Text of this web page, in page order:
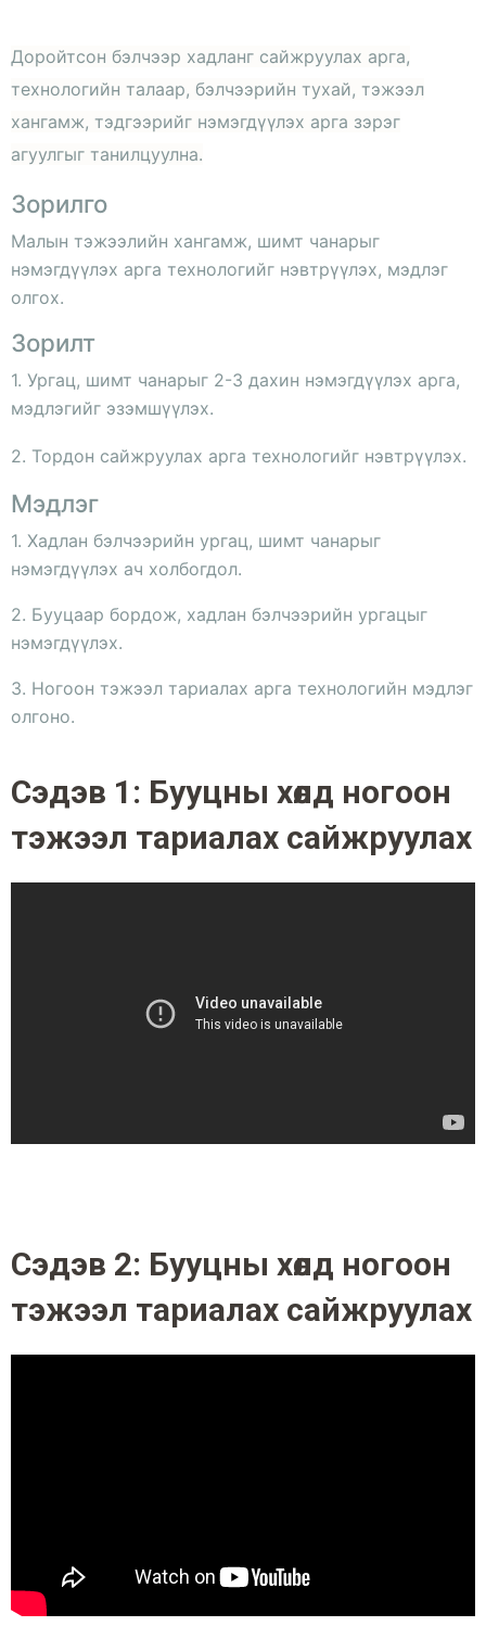
Доройтсон бэлчээр хадланг сайжруулах арга,
технологийн талаар, бэлчээрийн тухай, тэжээл
хангамж, тэдгээрийг нэмэгдүүлэх арга зэрэг
агуулгыг танилцуулна.
Зорилго
Малын тэжээлийн хангамж, шимт чанарыг
нэмэгдүүлэх арга технологийг нэвтрүүлэх, мэдлэг
олгох.
Зорилт
1. Ургац, шимт чанарыг 2-3 дахин нэмэгдүүлэх арга,
мэдлэгийг эзэмшүүлэх.
2. Тордон сайжруулах арга технологийг нэвтрүүлэх.
Мэдлэг
1. Хадлан бэлчээрийн ургац, шимт чанарыг
нэмэгдүүлэх ач холбогдол.
2. Бууцаар бордож, хадлан бэлчээрийн ургацыг
нэмэгдүүлэх.
3. Ногоон тэжээл тариалах арга технологийн мэдлэг
олгоно.
Сэдэв 1: Бууцны хөлд ногоон
тэжээл тариалах сайжруулах
Сэдэв 2: Бууцны хөлд ногоон
тэжээл тариалах сайжруулах